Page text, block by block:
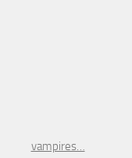
vampires…